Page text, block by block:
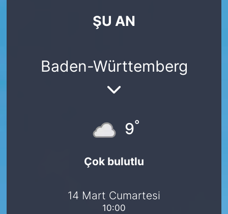
ŞU AN
Baden-Württemberg
9°
Çok bulutlu
14 Mart Cumartesi
10:00